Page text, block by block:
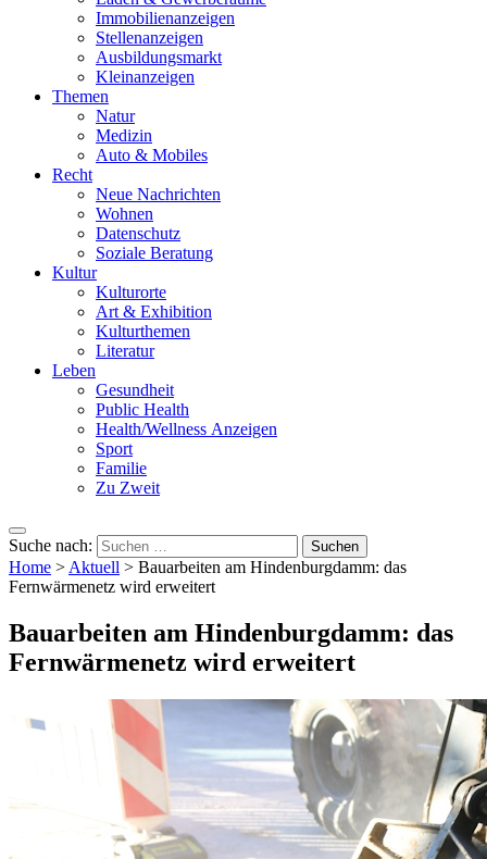
Immobilienanzeigen
Stellenanzeigen
Ausbildungsmarkt
Kleinanzeigen
Themen
Natur
Medizin
Auto & Mobiles
Recht
Neue Nachrichten
Wohnen
Datenschutz
Soziale Beratung
Kultur
Kulturorte
Art & Exhibition
Kulturthemen
Literatur
Leben
Gesundheit
Public Health
Health/Wellness Anzeigen
Sport
Familie
Zu Zweit
Suche nach:
Home > Aktuell > Bauarbeiten am Hindenburgdamm: das
Fernwärmenetz wird erweitert
Bauarbeiten am Hindenburgdamm: das
Fernwärmenetz wird erweitert